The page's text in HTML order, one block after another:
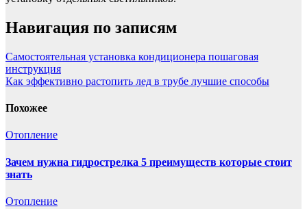
Навигация по записям
Самостоятельная установка кондиционера пошаговая
инструкция
Как эффективно растопить лед в трубе лучшие способы
Похожее
Отопление
Зачем нужна гидрострелка 5 преимуществ которые стоит
знать
Отопление